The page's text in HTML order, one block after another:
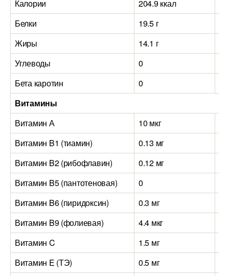
Калории
204.9 ккал
Белки
19.5 г
Жиры
14.1 г
Углеводы
0
Бета каротин
0
Витамины
Витамин А
10 мкг
Витамин B1 (тиамин)
0.13 мг
Витамин B2 (рибофлавин)
0.12 мг
Витамин B5 (пантотеновая)
0
Витамин B6 (пиридоксин)
0.3 мг
Витамин B9 (фолиевая)
4.4 мкг
Витамин C
1.5 мг
Витамин E (ТЭ)
0.5 мг